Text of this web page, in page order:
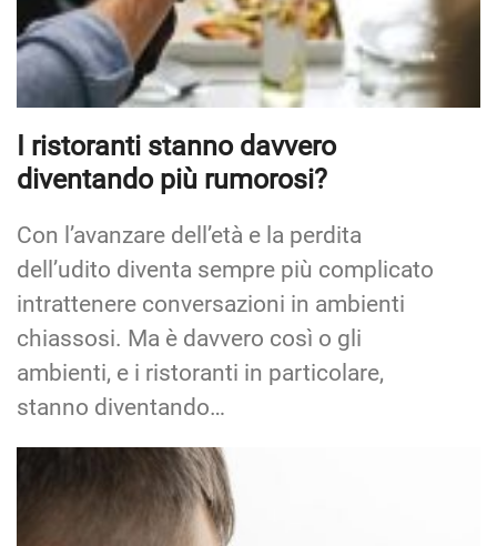
I ristoranti stanno davvero
diventando più rumorosi?
Con l’avanzare dell’età e la perdita
dell’udito diventa sempre più complicato
intrattenere conversazioni in ambienti
chiassosi. Ma è davvero così o gli
ambienti, e i ristoranti in particolare,
stanno diventando…